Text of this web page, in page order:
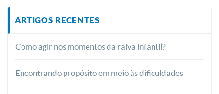
ARTIGOS RECENTES
Como agir nos momentos da raiva infantil?
Encontrando propósito em meio às dificuldades